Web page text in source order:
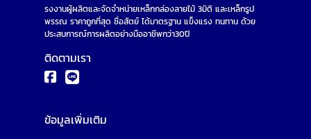
รงงานผู้ผลิตและจัดจำหน่ายเหล็กกล่องลายไม้ 3มิติ และเหล็กรูป
พรรณ ราคาถูกที่สุด ซื่อสัตย์ ได้มาตรฐาน แข็งแรง ทนทาน ด้วย
ประสบการณ์การผลิตอย่างมืออาชีพกว่า30ปี
ติดตามเรา
ข้อมูลเพิ่มเติม